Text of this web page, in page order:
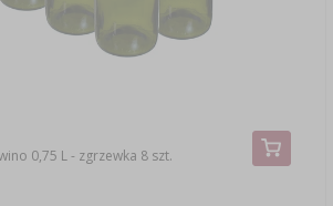
0,75 L - zgrzewka 8 szt.